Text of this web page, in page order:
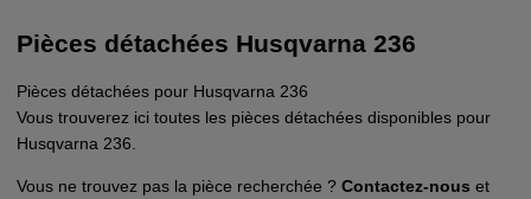
Pièces détachées Husqvarna 236
Pièces détachées pour Husqvarna 236
Vous trouverez ici toutes les pièces détachées disponibles pour
Husqvarna 236.
Vous ne trouvez pas la pièce recherchée ? Contactez-nous et